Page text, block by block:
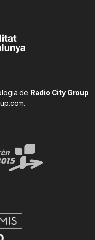
de Radio City Group
.